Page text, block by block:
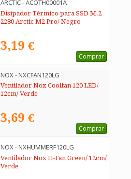
ARCTIC - ACOTH00001A
Disipador Térmico para SSD M.2
2280 Arctic M2 Pro/ Negro
3,19 €
Comprar
NOX - NXCFAN120LG
Ventilador Nox Coolfan 120 LED/
12cm/ Verde
3,69 €
Comprar
NOX - NXHUMMERF120LG
Ventilador Nox H-Fan Green/ 12cm/
Verde